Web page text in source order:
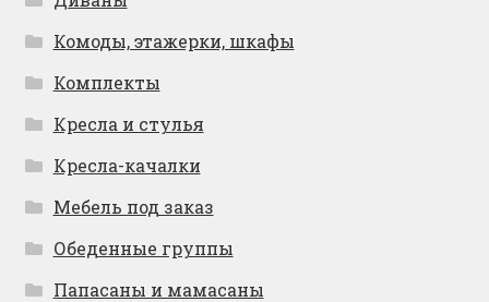
Комоды, этажерки, шкафы
Комплекты
Кресла и стулья
Кресла-качалки
Мебель под заказ
Обеденные группы
Папасаны и мамасаны